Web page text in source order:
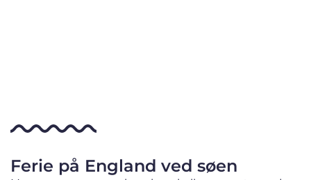
Ferie på England ved søen